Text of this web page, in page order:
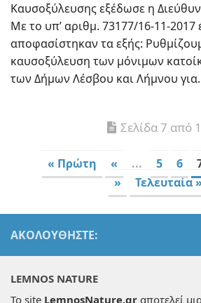
Καυσοξύλευσης εξέδωσε η
Με το υπ’ αριθμ. 73177/16-11-2017
αποφασίστηκαν τα εξής:
καυσοξύλευση των μόνιμων
των Δήμων Λέσβου και Λήμνου
Σελίδα 7 από
« Πρώτη « ... 5 6
»
Τελευταία
ΑΚΟΛΟΥΘΉΣΤΕ:
LEMNOS NATURE
Το site LemnosNature.gr αποτελεί